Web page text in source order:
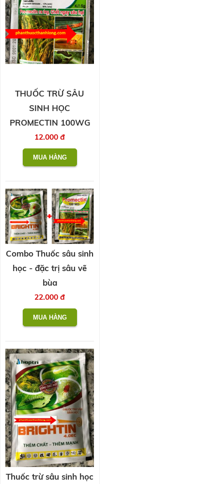
THUỐC TRỪ SÂU
SINH HỌC
PROMECTIN 100WG
12.000 đ
Combo Thuốc sâu sinh
học - đặc trị sâu vẽ
bùa
22.000 đ
Thuốc trừ sâu sinh học